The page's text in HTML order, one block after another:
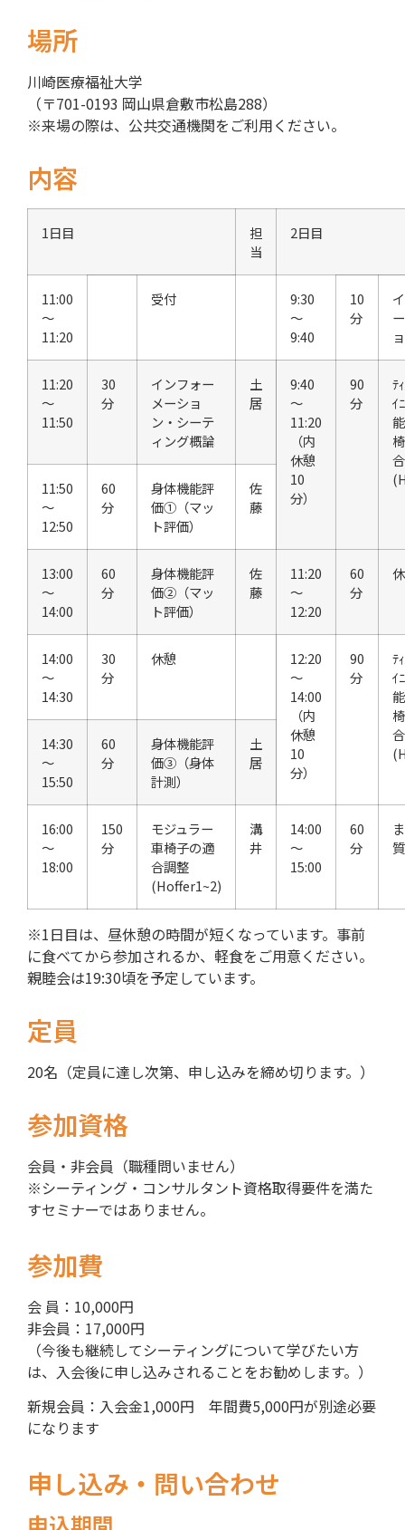
場所
川崎医療福祉大学
（〒701-0193 岡山県倉敷市松島288）
※来場の際は、公共交通機関をご利用ください。
内容
1日目
担
当
2日目
11:00
～
11:20
受付
9:30
～
9:40
10
分
11:20
～
11:50
30
分
インフォー
メーショ
ン・シーテ
ィング概論
土
居
9:40
～
11:20
（内
休憩
10
分）
90
分
ﾃ
ｲ
11:50
～
12:50
60
分
身体機能評
価①（マッ
ト評価）
佐
藤
13:00
～
14:00
60
分
身体機能評
価②（マッ
ト評価）
佐
藤
11:20
～
12:20
60
分
14:00
～
14:30
30
分
休憩
12:20
～
14:00
（内
休憩
10
分）
90
分
ﾃ
ｲ
14:30
～
15:50
60
分
身体機能評
価③（身体
計測）
土
居
16:00
～
18:00
150
分
モジュラー
車椅子の適
合調整
(Hoffer1~2)
溝
井
14:00
～
15:00
60
分
※1日目は、昼休憩の時間が短くなっています。事前
に食べてから参加されるか、軽食をご用意ください。
親睦会は19:30頃を予定しています。
定員
20名（定員に達し次第、申し込みを締め切ります。）
参加資格
会員・非会員（職種問いません）
※シーティング・コンサルタント資格取得要件を満た
すセミナーではありません。
参加費
会 員：10,000円
非会員：17,000円
（今後も継続してシーティングについて学びたい方
は、入会後に申し込みされることをお勧めします。）
新規会員：入会金1,000円 年間費5,000円が別途必要
になります
申し込み・問い合わせ